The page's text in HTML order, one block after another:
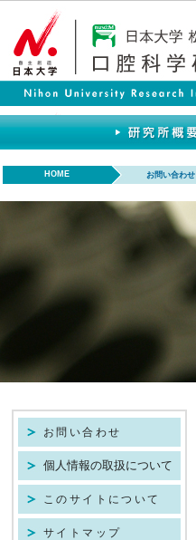
HOME お問い合わせ
お問い合わせ
個人情報の取扱について
このサイトについて
サイトマップ